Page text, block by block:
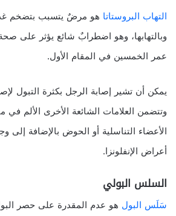
التهاب البروستاتا هو مرضٌ يتسبب بتضخم
وبالتهابها، وهو اضطرابٌ شائع يؤثر على
عمر الخمسين في المقام الأول.
يمكن أن تشير إصابة الرجل بكثرة التبول
وتتضمن العلامات الشائعة الأخرى الألم في
الأعضاء التناسلية أو الحوض بالإضافة إلى
أعراض الإنفلونزا.
السلس البولي
سَلَس البول هو عدم المقدرة على حصر